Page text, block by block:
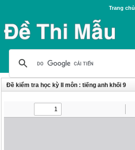
Trang chủ
Đề kiểm tra học kỳ II môn : tiếng anh khối 9